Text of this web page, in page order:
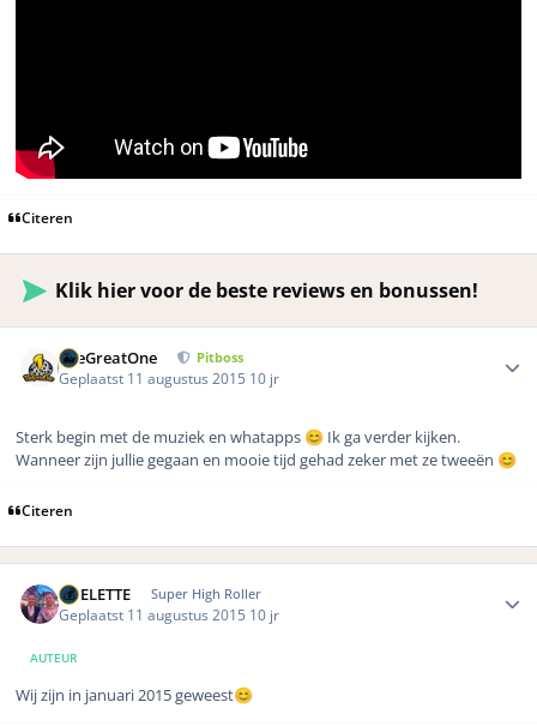
Citeren
Klik hier voor de beste reviews en bonussen!
TheGreatOne Pitboss
Geplaatst 11 augustus 2015 10 jr
Sterk begin met de muziek en whatapps 😊 Ik ga verder kijken.
Wanneer zijn jullie gegaan en mooie tijd gehad zeker met ze tweeën 😊
Citeren
ROELETTE Super High Roller
Geplaatst 11 augustus 2015 10 jr
AUTEUR
Wij zijn in januari 2015 geweest😊